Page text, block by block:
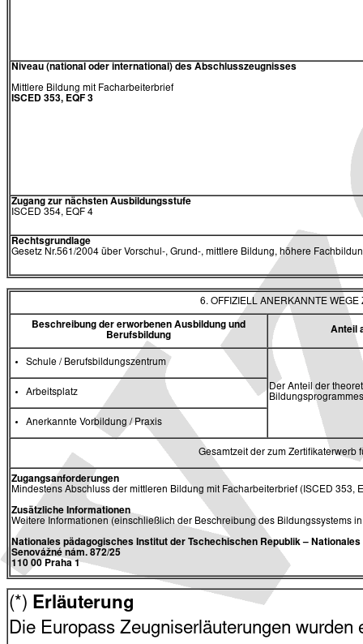
Niveau (national oder international) des Abschlusszeugnisses
Mittlere Bildung mit Facharbeiterbrief
ISCED 353, EQF 3
Zugang zur nächsten Ausbildungsstufe
ISCED 354, EQF 4
Rechtsgrundlage
Gesetz Nr.561/2004 über Vorschul-, Grund-, mittlere Bildung, höhere
6. OFFIZIELL ANERKANNTE
Beschreibung der erworbenen Ausbildung und
Berufsbildung
Anteil
Schule / Berufsbildungszentrum
Der Anteil der
Arbeitsplatz
Anerkannte Vorbildung / Praxis
Gesamtzeit der zum
Zugangsanforderungen
Mindestens Abschluss der mittleren Bildung mit Facharbeiterbrief (ISCED 353,
Zusätzliche Informationen
Weitere Informationen (einschließlich der Beschreibung des Bildungssystems
Nationales pädagogisches Institut der Tschechischen Republik–
Senovážné nám. 872/25
110 00 Praha 1
(*) Erläuterung
Die Europass Zeugniserläuterungen